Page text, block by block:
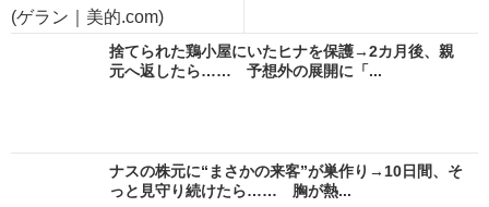
(ゲラン｜美的.com)
捨てられた鶏小屋にいたヒナを保護→2カ月後、親
元へ返したら…… 予想外の展開に「...
ナスの株元に“まさかの来客”が巣作り→10日間、そ
っと見守り続けたら…… 胸が熱...